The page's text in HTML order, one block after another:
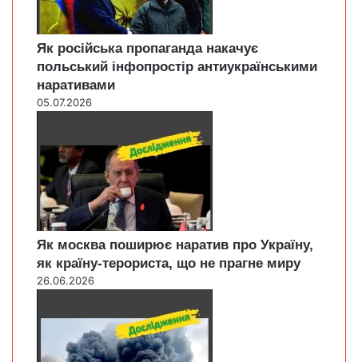
Як російська пропаганда накачує
польський інфопростір антиукраїнськими
наративами
05.07.2026
Як москва поширює наратив про Україну,
як країну-терориста, що не прагне миру
26.06.2026